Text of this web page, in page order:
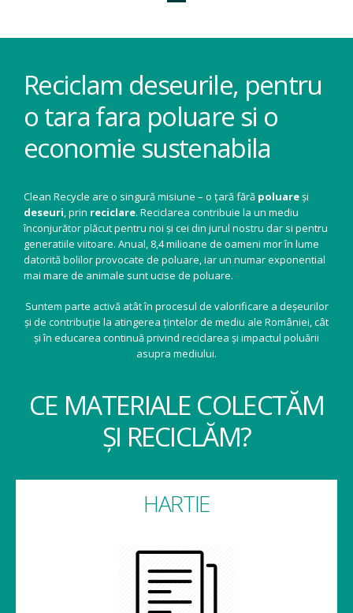
Reciclam deseurile, pentru
o tara fara poluare si o
economie sustenabila
Clean Recycle are o singură misiune – o țară fără poluareși
deseuri, prin reciclare. Reciclarea contribuie la un mediu
înconjurător plăcut pentru noi și cei din jurul nostru dar si pentru
generatiile viitoare. Anual, 8,4 milioane de oameni mor în lume
datorită bolilor provocate de poluare, iar un numar exponential
mai mare de animale sunt ucise de poluare.
Suntem parte activă atât în procesul de valorificare a deșeurilor
și de contribuție la atingerea țintelor de mediu ale României, cât
și în educarea continuă privind reciclarea și impactul poluării
asupra mediului.
CE MATERIALE COLECTĂM
ȘI RECICLĂM?
HARTIE